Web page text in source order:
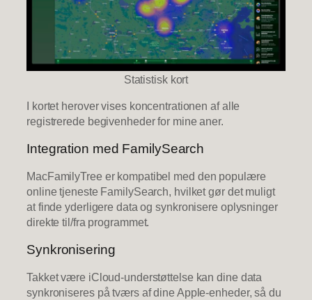
Statistisk kort
I kortet herover vises koncentrationen af alle
registrerede begivenheder for mine aner.
Integration med FamilySearch
MacFamilyTree er kompatibel med den populære
online tjeneste FamilySearch, hvilket gør det muligt
at finde yderligere data og synkronisere oplysninger
direkte til/fra programmet.
Synkronisering
Takket være iCloud-understøttelse kan dine data
synkroniseres på tværs af dine Apple-enheder, så du